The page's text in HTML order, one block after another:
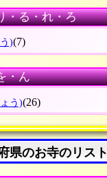
・る・れ・ろ
)(7)
・ん
う)(26)
県のお寺のリスト